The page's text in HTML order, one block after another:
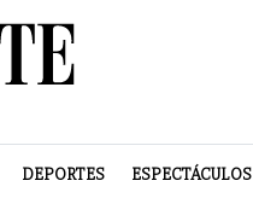
DEPORTES ESPECTÁCULOS